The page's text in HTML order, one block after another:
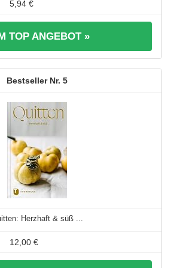
5,94 €
TOP ANGEBOT »
5
Herzhaft & süß ...
12,00 €